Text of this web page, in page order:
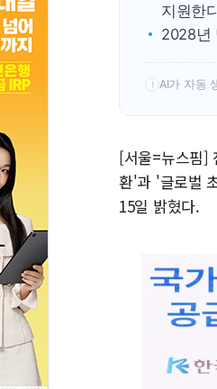
지원한
2028년
! AI가 자동
[서울=뉴스핌]
환'과 '글로벌
15일 밝혔다.